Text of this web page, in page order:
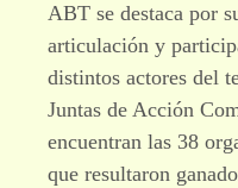
ABT se destaca por
articulación y
distintos actores del
Juntas de Acción
encuentran las 38
que resultaron